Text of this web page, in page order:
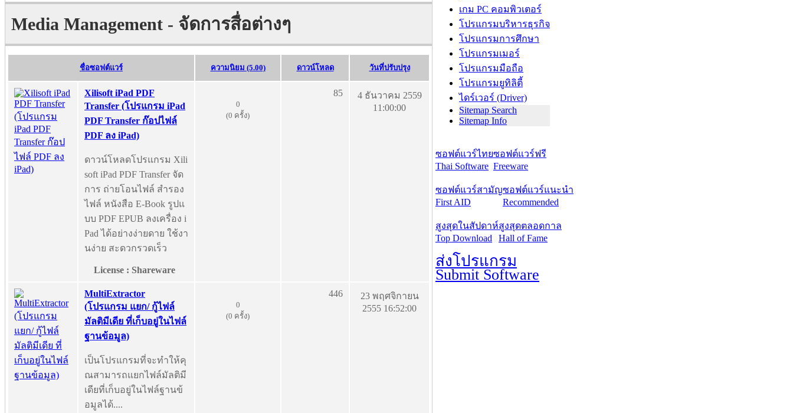
Media Management - จัดการสื่อต่างๆ
ชื่อซอฟต์แวร์ ความนิยม (5.00) ดาวน์โหลด วันที่ปรับปรุง
Xilisoft iPad PDF
Transfer (โปรแกรม iPad
PDF Transfer ก๊อปไฟล์
PDF ลง iPad)
ดาวน์โหลดโปรแกรม Xili
soft iPad PDF Transfer จัด
การ ถ่ายโอนไฟล์ สำรอง
ไฟล์ หนังสือ E-Book รูปแ
บบ PDF EPUB ลงเครื่อง i
Pad ได้อย่างง่ายดาย ใช้งา
นง่าย สะดวกรวดเร็ว
License : Shareware
0
(0 ครั้ง)
85
4 ธันวาคม 2559
11:00:00
MultiExtractor
(โปรแกรม แยก/ กู้ไฟล์
มัลติมีเดีย ที่เก็บอยู่ในไฟล์
ฐานข้อมูล)
เป็นโปรแกรมที่จะทำให้คุ
ณสามารถแยกไฟล์มัลติมี
เดียที่เก็บอยู่ในไฟล์ฐานข้
อมูลได้....
0
(0 ครั้ง)
446
23 พฤศจิกายน
2555 16:52:00
เกม PC คอมพิวเตอร์
โปรแกรมบริหารธุรกิจ
โปรแกรมการศึกษา
โปรแกรมเมอร์
โปรแกรมมือถือ
โปรแกรมยูทิลิตี้
ไดร์เวอร์ (Driver)
Sitemap Search
Sitemap Info
ซอฟต์แวร์ไทย
Thai Software
ซอฟต์แวร์ฟรี
Freeware
ซอฟต์แวร์สามัญ
First AID
ซอฟต์แวร์แนะนำ
Recommended
สูงสุดในสัปดาห์
Top Download
สูงสุดตลอดกาล
Hall of Fame
ส่งโปรแกรม
Submit Software